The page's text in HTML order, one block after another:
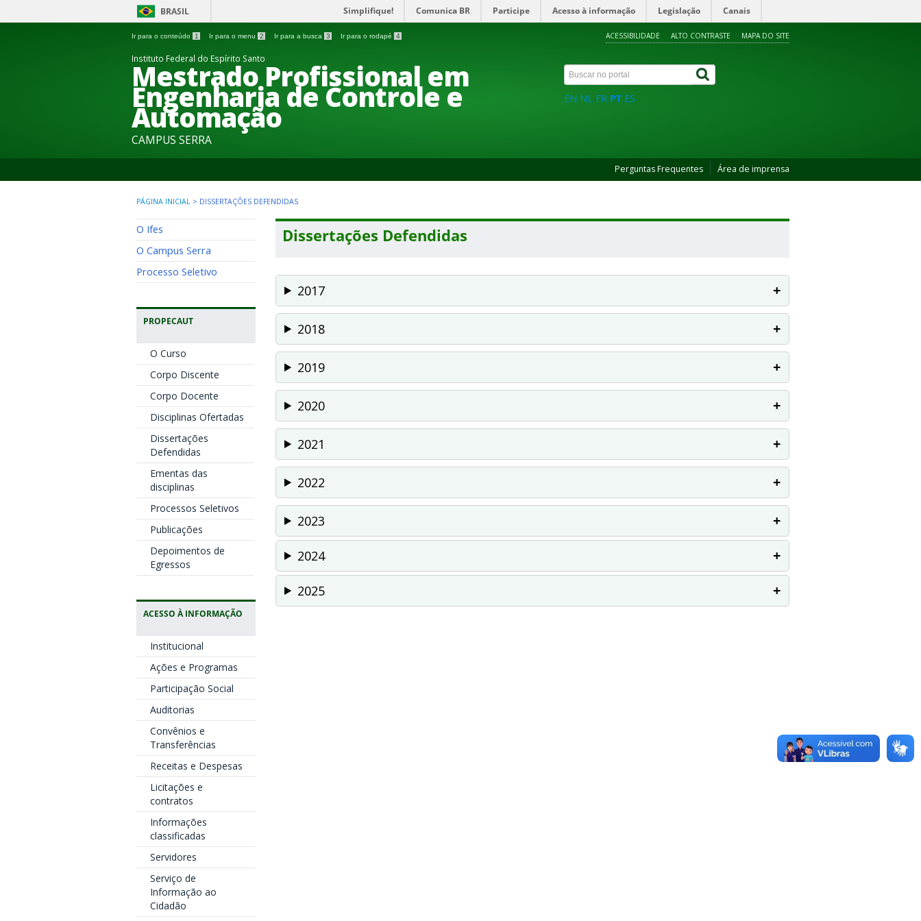
BRASIL Simplifique! Comunica BR Participe Acesso à informação Legislação Canais
Ir para o conteúdo 1 Ir para o menu 2 Ir para a busca 3 Ir para o rodapé 4 ACESSIBILIDADE ALTO CONTRASTE MAPA DO SITE
Instituto Federal do Espírito Santo
Mestrado Profissional em
Engenharia de Controle e
Automação
CAMPUS SERRA
EN NL FR PT ES
Perguntas Frequentes Área de imprensa
PÁGINA INICIAL > DISSERTAÇÕES DEFENDIDAS
O Ifes
O Campus Serra
Processo Seletivo
PROPECAUT
O Curso
Corpo Discente
Corpo Docente
Disciplinas Ofertadas
Dissertações
Defendidas
Ementas das
disciplinas
Processos Seletivos
Publicações
Depoimentos de
Egressos
ACESSO À INFORMAÇÃO
Institucional
Ações e Programas
Participação Social
Auditorias
Convênios e
Transferências
Receitas e Despesas
Licitações e
contratos
Informações
classificadas
Servidores
Serviço de
Informação ao
Cidadão
Dissertações Defendidas
2017
2018
2019
2020
2021
2022
2023
2024
2025